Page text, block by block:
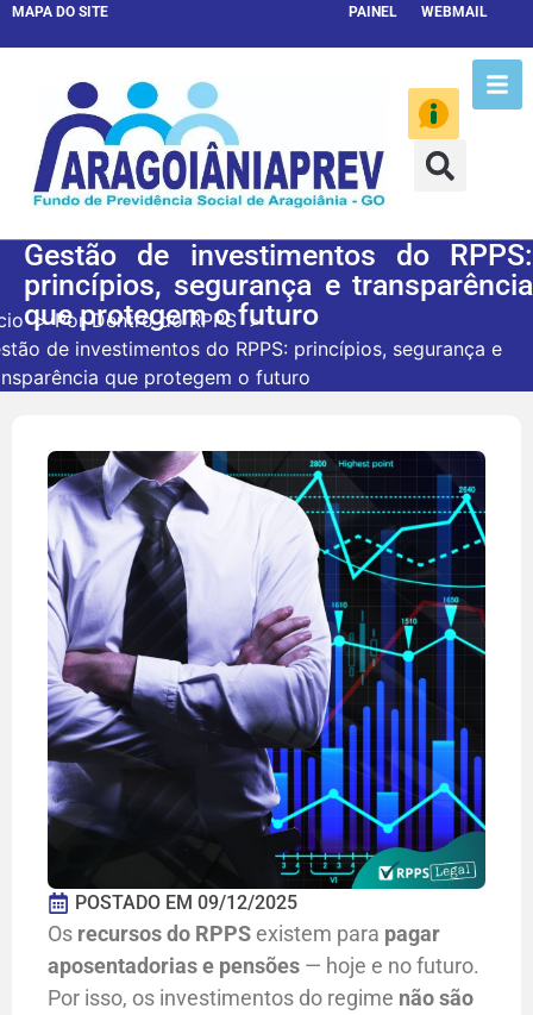
MAPA DO SITE PAINEL WEBMAIL
Gestão de investimentos do RPPS:
princípios, segurança e transparência
que protegem o futuro
Por Dentro do RPPS
de investimentos do RPPS: princípios, segurança e
que protegem o futuro
POSTADO EM 09/12/2025
Os recursos do RPPS existem para pagar
aposentadorias e pensões — hoje e no futuro.
Por isso, os investimentos do regime não são